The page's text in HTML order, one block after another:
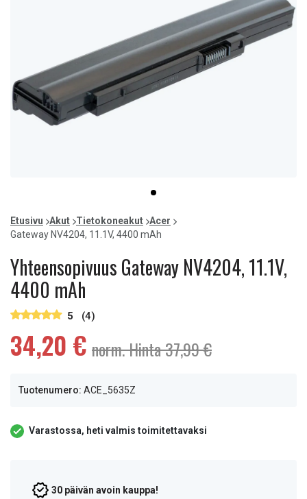
item
0
of
1
Etusivu Akut Tietokoneakut Acer
Gateway NV4204, 11.1V, 4400 mAh
Yhteensopivuus Gateway NV4204, 11.1V,
4400 mAh
5 (4)
34,20 € norm. Hinta 37,99 €
Tuotenumero: ACE_5635Z
Varastossa, heti valmis toimitettavaksi
30 päivän avoin kauppa!